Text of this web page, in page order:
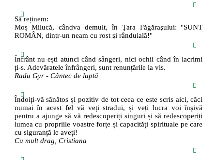
Să reținem:
Moș Milucă, cândva demult, în Ţara Făgăraşului: "SUNT
ROMÂN, dintr-un neam cu rost şi rânduială!"
Înfrânt nu ești atunci când sângeri, nici ochii când în lacrimi
ți-s. Adevăratele înfrângeri, sunt renunțările la vis.
Radu Gyr - Cântec de luptă
Îndoiți-vă sănătos și pozitiv de tot ceea ce este scris aici, căci
numai în acest fel vă veți stradui, și veți lucra voi înșivă
pentru a ajunge să vă redescoperiți singuri și să redescoperiți
lumea cu propriile voastre forțe și capacități spirituale pe care
cu siguranță le aveți!
Cu mult drag, Cristiana